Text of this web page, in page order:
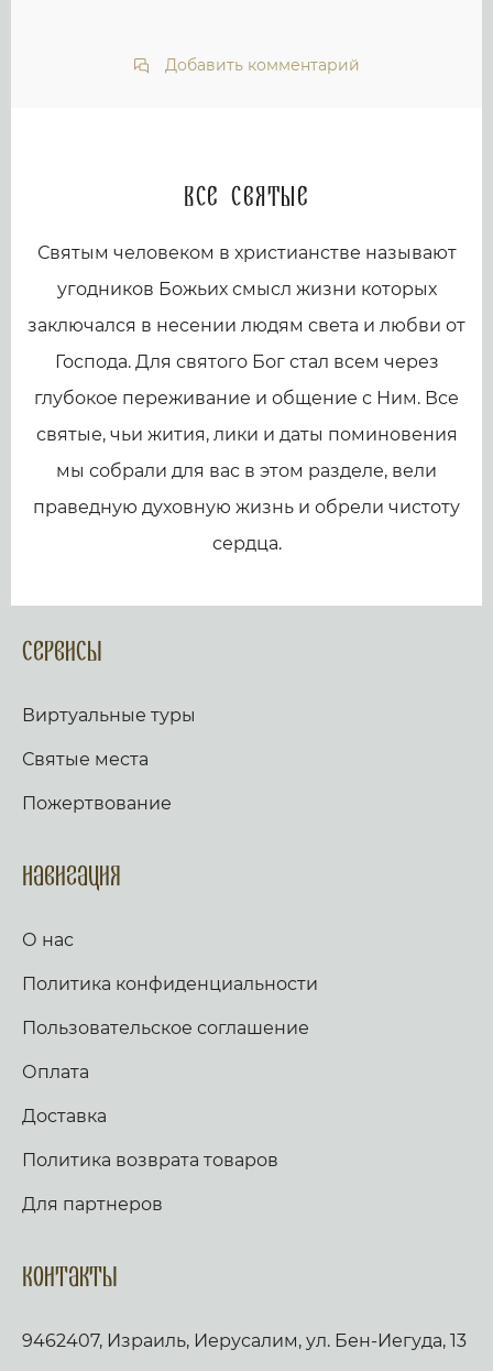
Добавить комментарий
Все святые
Святым человеком в христианстве называют
угодников Божьих смысл жизни которых
заключался в несении людям света и любви от
Господа. Для святого Бог стал всем через
глубокое переживание и общение с Ним. Все
святые, чьи жития, лики и даты поминовения
мы собрали для вас в этом разделе, вели
праведную духовную жизнь и обрели чистоту
сердца.
Сервисы
Виртуальные туры
Святые места
Пожертвование
Навигация
О нас
Политика конфиденциальности
Пользовательское соглашение
Оплата
Доставка
Политика возврата товаров
Для партнеров
Контакты
9462407, Израиль, Иерусалим, ул. Бен-Иегуда, 13